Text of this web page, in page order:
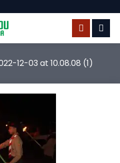
12-03 at 10.08.08 (1)